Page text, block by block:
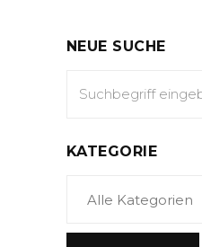
NEUE SUCHE
KATEGORIE